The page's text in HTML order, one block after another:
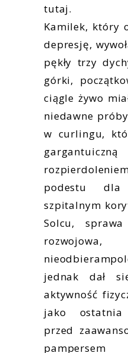
tutaj.
Kamilek, który
depresję,
pękły trzy
górki,
ciągle żywo
niedawne
w curlingu,
podestu
szpitalnym
Solcu,
rozwojowa,
jednak dał
aktywność
jako
przed
pampersem